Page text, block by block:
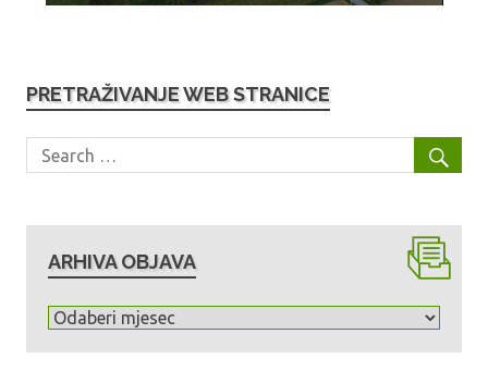
PRETRAŽIVANJE WEB STRANICE
ARHIVA OBJAVA
A